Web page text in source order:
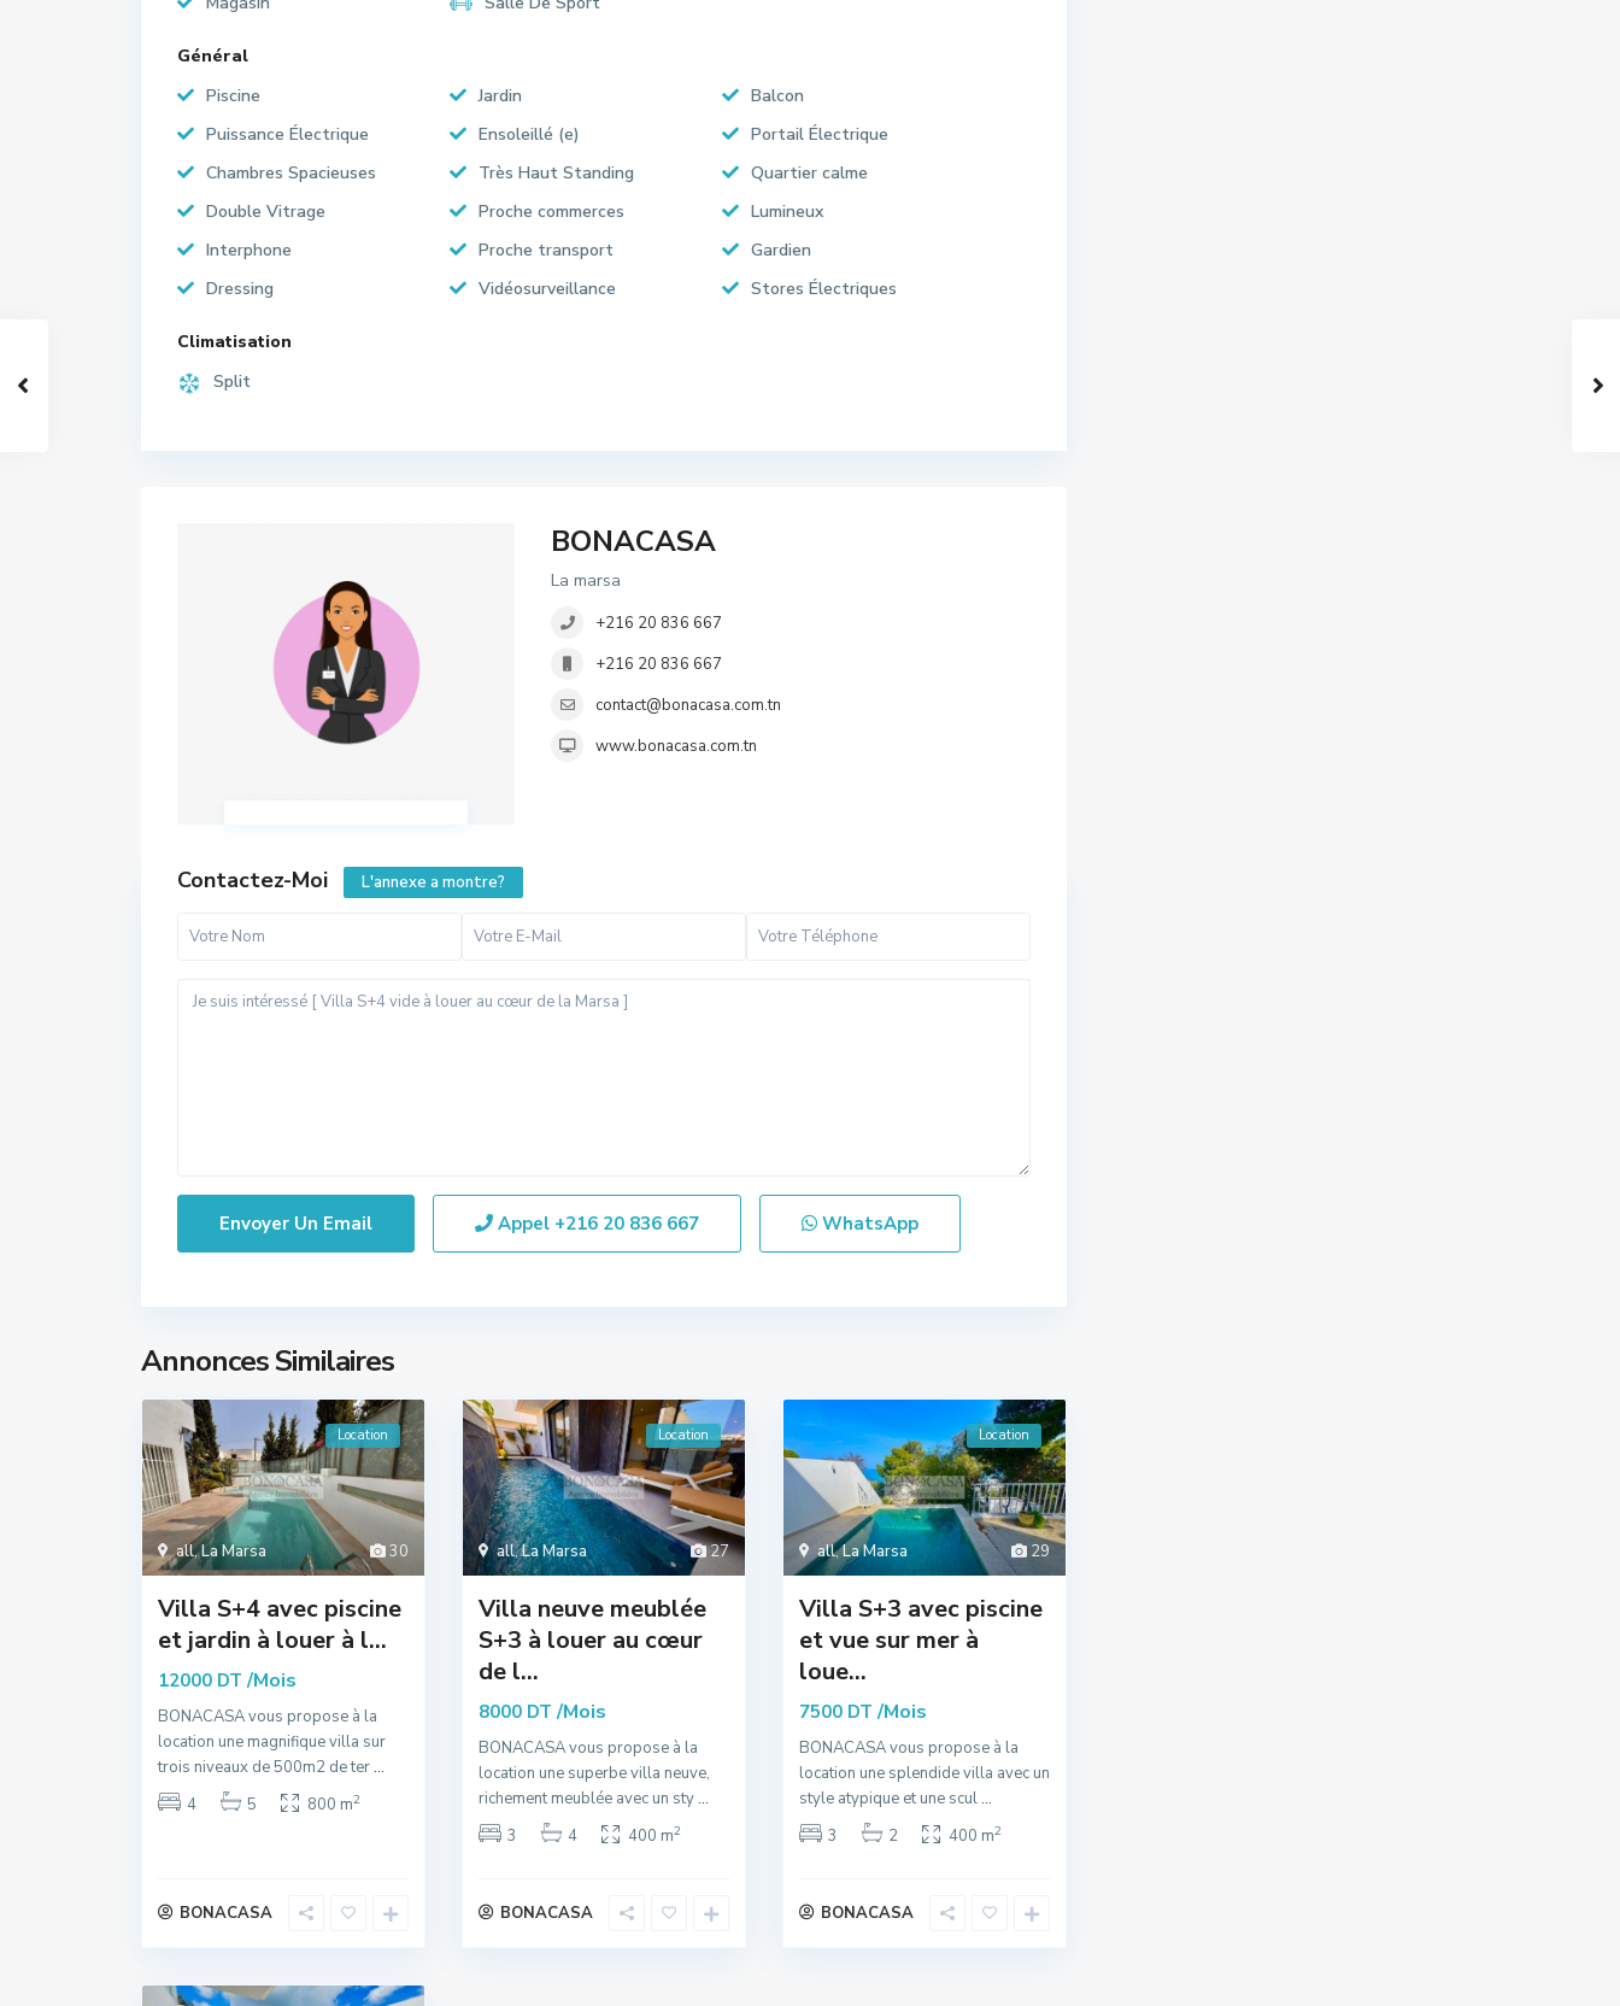
Général
Piscine
Jardin
Balcon
Puissance Électrique
Ensoleillé (e)
Portail Électrique
Chambres Spacieuses
Très Haut Standing
Quartier calme
Double Vitrage
Proche commerces
Lumineux
Interphone
Proche transport
Gardien
Dressing
Vidéosurveillance Stores Électriques
Climatisation
Split
BONACASA
La marsa
+216 20 836 667
+216 20 836 667
contact@bonacasa.com.tn
www.bonacasa.com.tn
Contactez-Moi L'annexe a montre?
Appel +216 20 836 667 WhatsApp
Annonces Similaires
30
all,La Marsa
Location
Villa S+4 avec piscine
et jardin à louer à l...
12000 DT/Mois
BONACASA vous propose à la
location une magnifique villa sur
trois niveaux de 500m2 de ter...
4
5 800 m2
BONACASA
27
all,La Marsa
Location
Villa neuve meublée
S+3 à louer au cœur
de l...
8000 DT/Mois
BONACASA vous propose à la
location une superbe villa neuve,
richement meublée avec un sty...
3
4 400 m2
BONACASA
29
all,La Marsa
Location
Villa S+3 avec piscine
et vue sur mer à
loue...
7500 DT/Mois
BONACASA vous propose à la
location une splendide villa avec un
style atypique et une scul...
3
2 400 m2
BONACASA